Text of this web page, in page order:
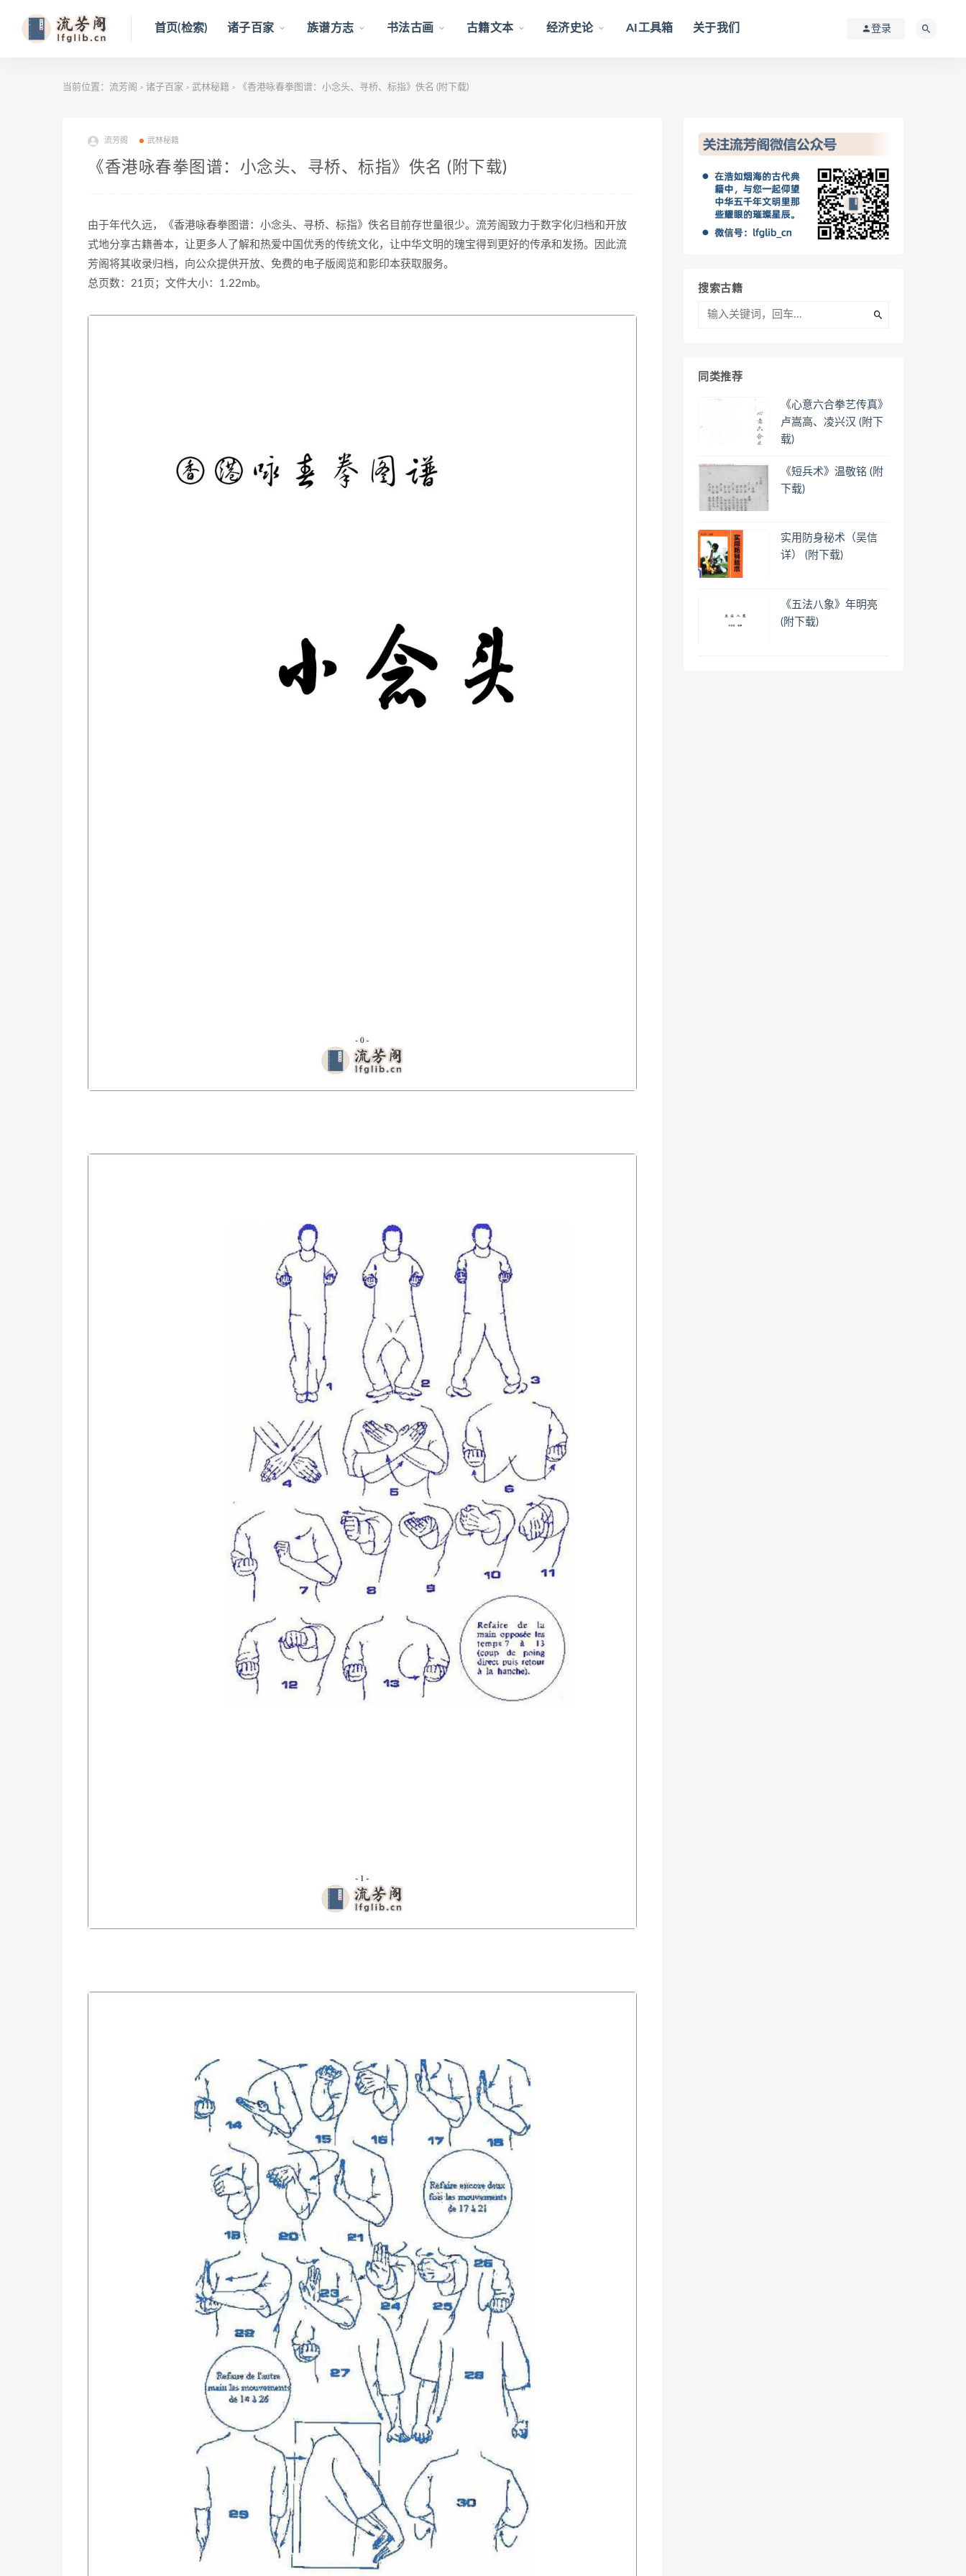
首页(检索) 诸子百家 族谱方志 书法古画 古籍文本 经济史论 AI工具箱 关于我们 登录
当前位置： 流芳阁 > 诸子百家 > 武林秘籍 > 《香港咏春拳图谱：小念头、寻桥、标指》佚名 (附下载)
流芳阁 武林秘籍
《香港咏春拳图谱：小念头、寻桥、标指》佚名 (附下载)
由于年代久远，《香港咏春拳图谱：小念头、寻桥、标指》佚名目前存世量很少。流芳阁致力于数字化归档和开放
式地分享古籍善本，让更多人了解和热爱中国优秀的传统文化，让中华文明的瑰宝得到更好的传承和发扬。因此流
芳阁将其收录归档，向公众提供开放、免费的电子版阅览和影印本获取服务。
总页数：21页；文件大小：1.22mb。
搜索古籍
同类推荐
《心意六合拳艺传真》
卢嵩高、凌兴汉 (附下
载)
《短兵术》温敬铭 (附
下载)
实用防身秘术（吴信
详） (附下载)
《五法八象》年明亮
(附下载)